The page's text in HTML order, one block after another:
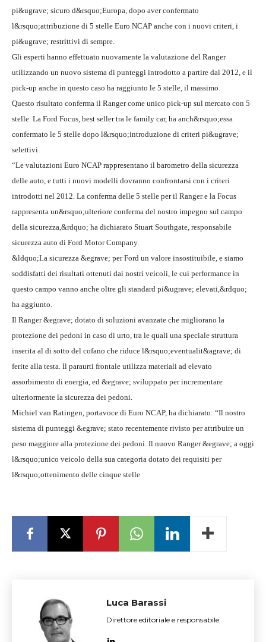
pi&ugrave; sicuro d&rsquo;Europa, dopo aver confermato
l&rsquo;attribuzione di 5 stelle Euro NCAP anche con i nuovi criteri, i
pi&ugrave; restrittivi di sempre.
Gli esperti hanno effettuato nuovamente la valutazione del Ranger
utilizzando un nuovo sistema di punteggi introdotto a partire dal 2012, e il
pick-up anche in questo caso ha raggiunto le 5 stelle, il massimo.
Questo risultato conferma il Ranger come unico pick-up sul mercato con 5
stelle. La Ford Focus, best seller tra le family car, ha anch&rsquo;essa
confermato le 5 stelle dopo l&rsquo;introduzione di criteri pi&ugrave;
selettivi.
“Le valutazioni Euro NCAP rappresentano il barometro della sicurezza
delle auto, e tutti i nuovi modelli dovranno confrontarsi con i criteri
introdotti nel 2012. La conferma delle 5 stelle per il Ranger e la Focus
rappresenta un&rsquo;ulteriore conferma del nostro impegno sul campo
della sicurezza,&rdquo; ha dichiarato Stuart Southgate, responsabile
sicurezza auto di Ford Motor Company.
&ldquo;La sicurezza &egrave; per Ford un valore insostituibile, e siamo
soddisfatti dei risultati ottenuti dai nostri veicoli, le cui performance in
questo campo vanno anche oltre gli standard pi&ugrave; elevati,&rdquo;
ha aggiunto.
Il Ranger &egrave; dotato di soluzioni avanzate che migliorano la
protezione dei pedoni in caso di urto, tra le quali una speciale struttura
inserita al di sotto del cofano che riduce l&rsquo;eventualit&agrave; di
ferite alla testa. Il paraurti frontale utilizza materiali ad elevato
assorbimento di energia, ed &egrave; sviluppato per incrementare
ulteriormente la sicurezza dei pedoni.
Michiel van Ratingen, portavoce di Euro NCAP, ha dichiarato: “Il nostro
sistema di punteggi &egrave; stato recentemente rivisto per attribuire un
peso maggiore alla protezione dei pedoni. Il nuovo Ranger &egrave; a oggi
l&rsquo;unico veicolo della sua categoria dotato dei requisiti per
l&rsquo;ottenimento delle cinque stelle
Luca Barassi
Direttore editoriale e responsabile.